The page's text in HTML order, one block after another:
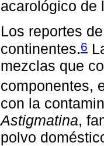
acarológico de
Los reportes
continentes.6
mezclas que
componentes,
con la
Astigmatina,
polvo